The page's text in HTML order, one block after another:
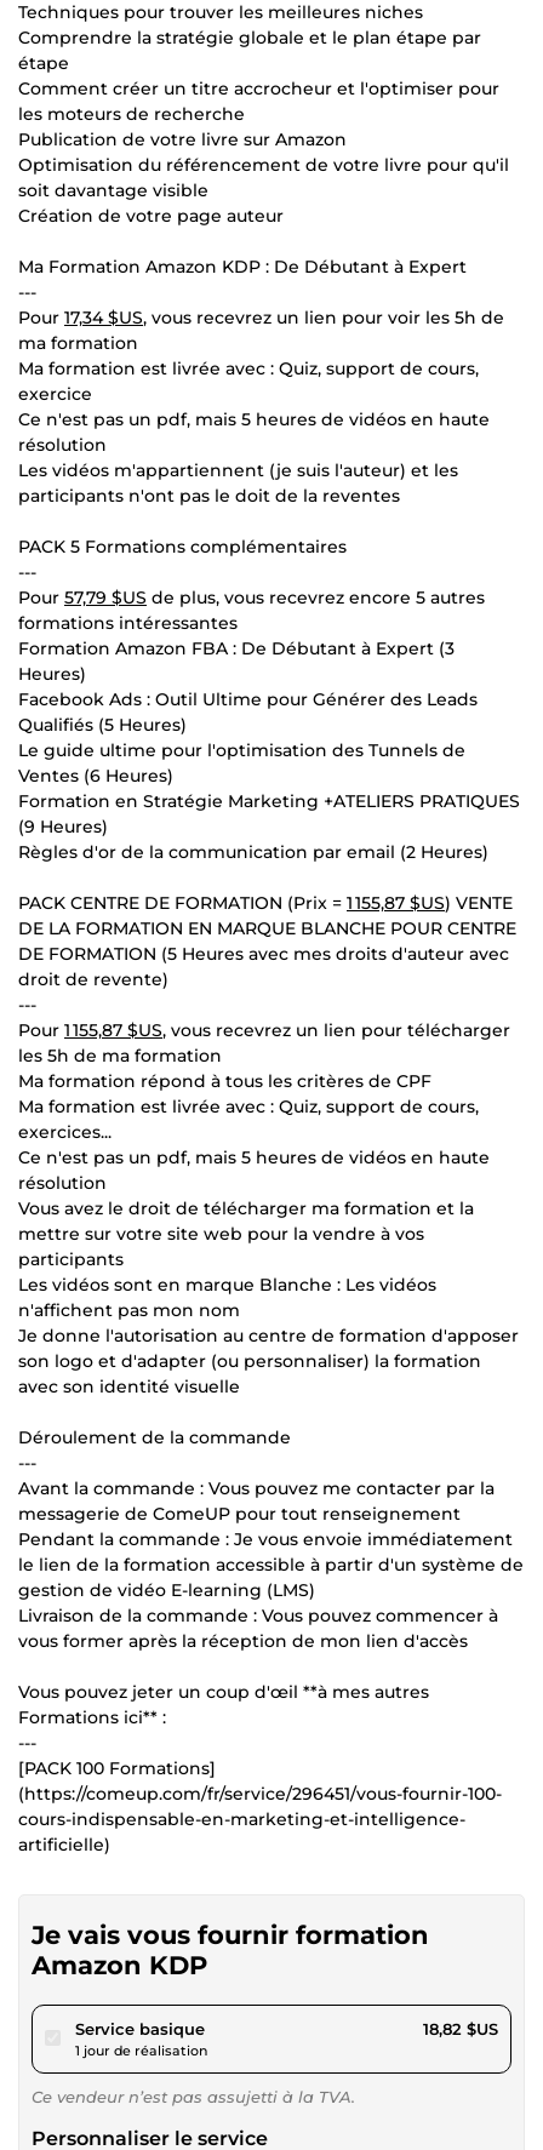
Techniques pour trouver les meilleures niches
Comprendre la stratégie globale et le plan étape par
étape
Comment créer un titre accrocheur et l'optimiser pour
les moteurs de recherche
Publication de votre livre sur Amazon
Optimisation du référencement de votre livre pour qu'il
soit davantage visible
Création de votre page auteur
Ma Formation Amazon KDP : De Débutant à Expert
---
Pour 17,34 $US, vous recevrez un lien pour voir les 5h de
ma formation
Ma formation est livrée avec : Quiz, support de cours,
exercice
Ce n'est pas un pdf, mais 5 heures de vidéos en haute
résolution
Les vidéos m'appartiennent (je suis l'auteur) et les
participants n'ont pas le doit de la reventes
PACK 5 Formations complémentaires
---
Pour 57,79 $US de plus, vous recevrez encore 5 autres
formations intéressantes
Formation Amazon FBA : De Débutant à Expert (3
Heures)
Facebook Ads : Outil Ultime pour Générer des Leads
Qualifiés (5 Heures)
Le guide ultime pour l'optimisation des Tunnels de
Ventes (6 Heures)
Formation en Stratégie Marketing +ATELIERS PRATIQUES
(9 Heures)
Règles d'or de la communication par email (2 Heures)
PACK CENTRE DE FORMATION (Prix = 1 155,87 $US) VENTE
DE LA FORMATION EN MARQUE BLANCHE POUR CENTRE
DE FORMATION (5 Heures avec mes droits d'auteur avec
droit de revente)
---
Pour 1 155,87 $US, vous recevrez un lien pour télécharger
les 5h de ma formation
Ma formation répond à tous les critères de CPF
Ma formation est livrée avec : Quiz, support de cours,
exercices...
Ce n'est pas un pdf, mais 5 heures de vidéos en haute
résolution
Vous avez le droit de télécharger ma formation et la
mettre sur votre site web pour la vendre à vos
participants
Les vidéos sont en marque Blanche : Les vidéos
n'affichent pas mon nom
Je donne l'autorisation au centre de formation d'apposer
son logo et d'adapter (ou personnaliser) la formation
avec son identité visuelle
Déroulement de la commande
---
Avant la commande : Vous pouvez me contacter par la
messagerie de ComeUP pour tout renseignement
Pendant la commande : Je vous envoie immédiatement
le lien de la formation accessible à partir d'un système de
gestion de vidéo E-learning (LMS)
Livraison de la commande : Vous pouvez commencer à
vous former après la réception de mon lien d'accès
Vous pouvez jeter un coup d'œil **à mes autres
Formations ici** :
---
[PACK 100 Formations]
(https://comeup.com/fr/service/296451/vous-fournir-100-
cours-indispensable-en-marketing-et-intelligence-
artificielle)
Je vais vous fournir formation
Amazon KDP
Service basiquepour 17,34 $US
1 jour de réalisation
18,82 $US
Ce vendeur n’est pas assujetti à la TVA.
Personnaliser le service